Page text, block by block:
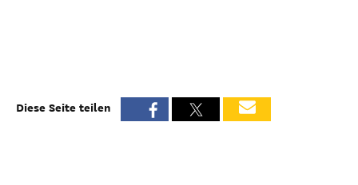
Diese Seite teilen